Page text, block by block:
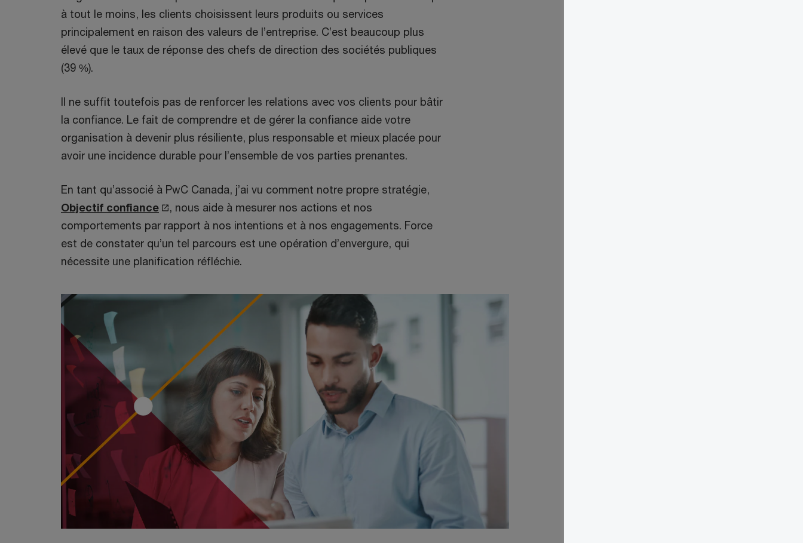
à tout le moins, les clients choisissent leurs produits ou services
principalement en raison des valeurs de l’entreprise. C’est beaucoup plus
élevé que le taux de réponse des chefs de direction des sociétés publiques
(39 %).
Il ne suffit toutefois pas de renforcer les relations avec vos clients pour bâtir
la confiance. Le fait de comprendre et de gérer la confiance aide votre
organisation à devenir plus résiliente, plus responsable et mieux placée pour
avoir une incidence durable pour l’ensemble de vos parties prenantes.
En tant qu’associé à PwC Canada, j’ai vu comment notre propre stratégie,
Objectif confianceS
’
o
u
r
s
n
n
e
, nous aide à mesurer nos actions et nos
comportements par rapport à nos intentions et à nos engagements. Force
est de constater qu’un tel parcours est une opération d’envergure, qui
nécessite une planification réfléchie.